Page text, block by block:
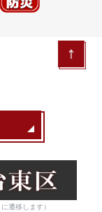
遷移します）